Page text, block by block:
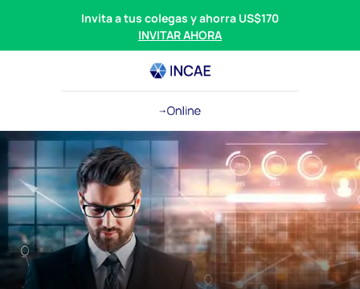
Invita a tus colegas y ahorra US$170
INVITAR AHORA